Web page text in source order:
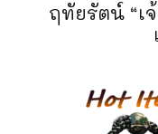
ฤทัยรัตน์ “เ